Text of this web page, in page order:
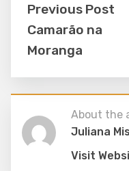
Previous Post
Camarão na
Moranga
About the
Juliana
Visit